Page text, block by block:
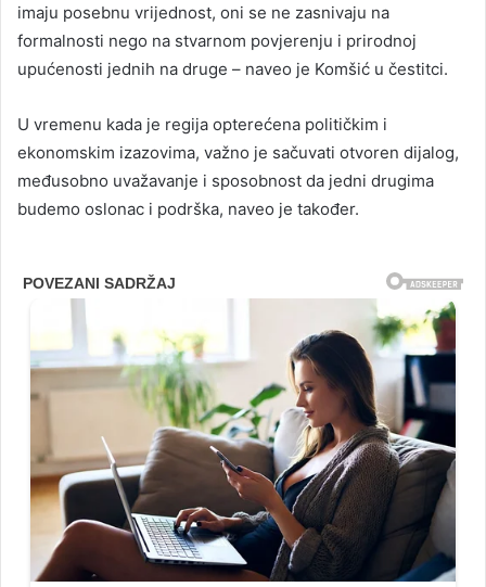
imaju posebnu vrijednost, oni se ne zasnivaju na
formalnosti nego na stvarnom povjerenju i prirodnoj
upućenosti jednih na druge – naveo je Komšić u čestitci.
U vremenu kada je regija opterećena političkim i
ekonomskim izazovima, važno je sačuvati otvoren dijalog,
međusobno uvažavanje i sposobnost da jedni drugima
budemo oslonac i podrška, naveo je također.